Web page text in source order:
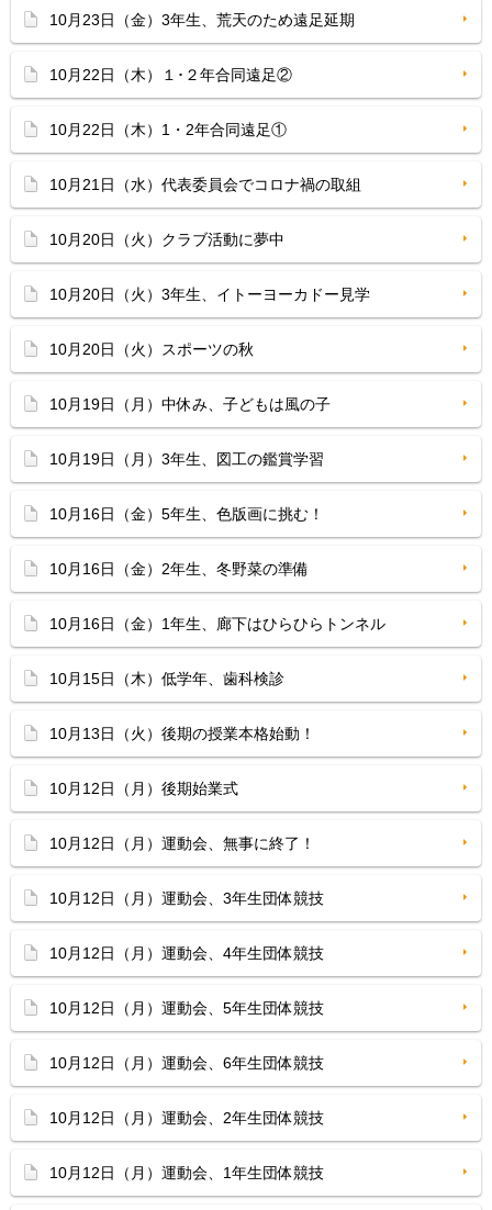
10月23日（金）3年生、荒天のため遠足延期
10月22日（木）１･２年合同遠足②
10月22日（木）1・2年合同遠足①
10月21日（水）代表委員会でコロナ禍の取組
10月20日（火）クラブ活動に夢中
10月20日（火）3年生、イトーヨーカドー見学
10月20日（火）スポーツの秋
10月19日（月）中休み、子どもは風の子
10月19日（月）3年生、図工の鑑賞学習
10月16日（金）5年生、色版画に挑む！
10月16日（金）2年生、冬野菜の準備
10月16日（金）1年生、廊下はひらひらトンネル
10月15日（木）低学年、歯科検診
10月13日（火）後期の授業本格始動！
10月12日（月）後期始業式
10月12日（月）運動会、無事に終了！
10月12日（月）運動会、3年生団体競技
10月12日（月）運動会、4年生団体競技
10月12日（月）運動会、5年生団体競技
10月12日（月）運動会、6年生団体競技
10月12日（月）運動会、2年生団体競技
10月12日（月）運動会、1年生団体競技